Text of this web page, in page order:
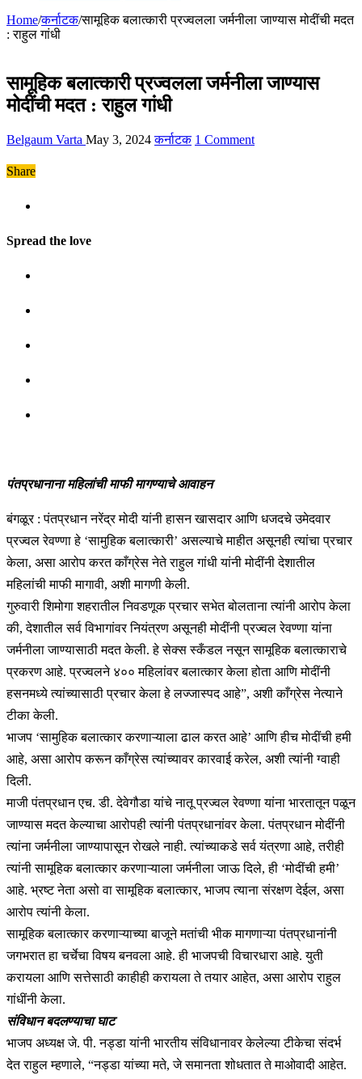
Home/कर्नाटक/सामूहिक बलात्कारी प्रज्वलला जर्मनीला जाण्यास मोदींची मदत
: राहुल गांधी
सामूहिक बलात्कारी प्रज्वलला जर्मनीला जाण्यास
मोदींची मदत : राहुल गांधी
Belgaum Varta May 3, 2024 कर्नाटक 1 Comment
Share
Spread the love
पंतप्रधानाना महिलांची माफी मागण्याचे आवाहन
बंगळूर : पंतप्रधान नरेंद्र मोदी यांनी हासन खासदार आणि धजदचे उमेदवार
प्रज्वल रेवण्णा हे ‘सामुहिक बलात्कारी’ असल्याचे माहीत असूनही त्यांचा प्रचार
केला, असा आरोप करत काँग्रेस नेते राहुल गांधी यांनी मोदींनी देशातील
महिलांची माफी मागावी, अशी मागणी केली.
गुरुवारी शिमोगा शहरातील निवडणूक प्रचार सभेत बोलताना त्यांनी आरोप केला
की, देशातील सर्व विभागांवर नियंत्रण असूनही मोदींनी प्रज्वल रेवण्णा यांना
जर्मनीला जाण्यासाठी मदत केली. हे सेक्स स्कँडल नसून सामूहिक बलात्काराचे
प्रकरण आहे. प्रज्वलने ४०० महिलांवर बलात्कार केला होता आणि मोदींनी
हसनमध्ये त्यांच्यासाठी प्रचार केला हे लज्जास्पद आहे”, अशी काँग्रेस नेत्याने
टीका केली.
भाजप ‘सामुहिक बलात्कार करणाऱ्याला ढाल करत आहे’ आणि हीच मोदींची हमी
आहे, असा आरोप करून काँग्रेस त्यांच्यावर कारवाई करेल, अशी त्यांनी ग्वाही
दिली.
माजी पंतप्रधान एच. डी. देवेगौडा यांचे नातू प्रज्वल रेवण्णा यांना भारतातून पळून
जाण्यास मदत केल्याचा आरोपही त्यांनी पंतप्रधानांवर केला. पंतप्रधान मोदींनी
त्यांना जर्मनीला जाण्यापासून रोखले नाही. त्यांच्याकडे सर्व यंत्रणा आहे, तरीही
त्यांनी सामूहिक बलात्कार करणाऱ्याला जर्मनीला जाऊ दिले, ही ‘मोदींची हमी’
आहे. भ्रष्ट नेता असो वा सामूहिक बलात्कार, भाजप त्याना संरक्षण देईल, असा
आरोप त्यांनी केला.
सामूहिक बलात्कार करणाऱ्याच्या बाजूने मतांची भीक मागणाऱ्या पंतप्रधानांनी
जगभरात हा चर्चेचा विषय बनवला आहे. ही भाजपची विचारधारा आहे. युती
करायला आणि सत्तेसाठी काहीही करायला ते तयार आहेत, असा आरोप राहुल
गांधींनी केला.
संविधान बदलण्याचा घाट
भाजप अध्यक्ष जे. पी. नड्डा यांनी भारतीय संविधानावर केलेल्या टीकेचा संदर्भ
देत राहुल म्हणाले, “नड्डा यांच्या मते, जे समानता शोधतात ते माओवादी आहेत.